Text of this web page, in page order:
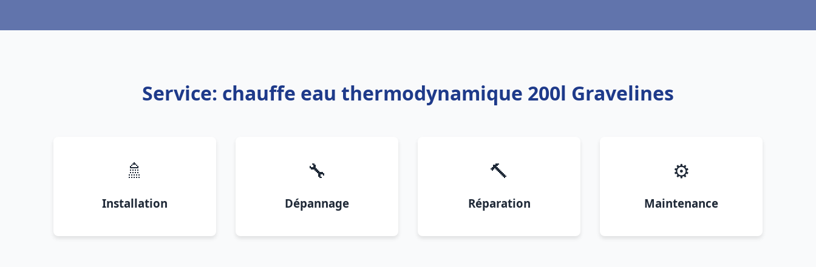
Service: chauffe eau thermodynamique 200l Gravelines
🚿
Installation
🔧
Dépannage
🔨
Réparation
⚙️
Maintenance